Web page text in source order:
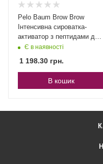
Pelo Baum Brow Brow
Інтенсивна сироватка-
активатор з пептидами для
густоти та відновлення
Є в наявності
1 198.30 грн.
В кошик